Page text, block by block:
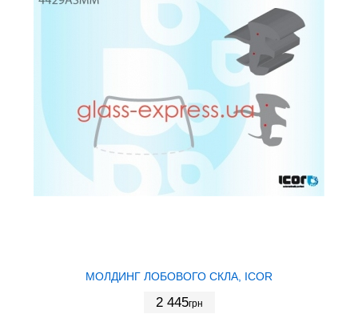
МОЛДИНГ ЛОБОВОГО СКЛА, ICOR
2 445грн